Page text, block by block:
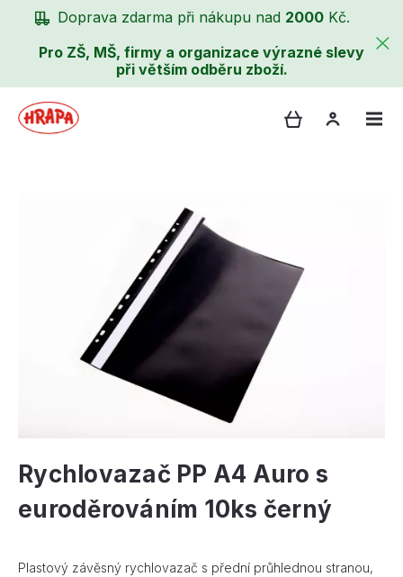
Doprava zdarma při nákupu nad 2000 Kč.
Pro ZŠ, MŠ, firmy a organizace výrazné slevy
při větším odběru zboží.
Rychlovazač PP A4 Auro s
euroděrováním 10ks černý
Plastový závěsný rychlovazač s přední průhlednou stranou,